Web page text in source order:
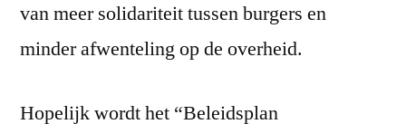
van meer solidariteit tussen burgers en
minder afwenteling op de overheid.
Hopelijk wordt het “Beleidsplan